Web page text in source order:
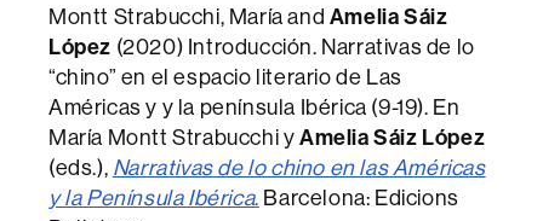
Montt Strabucchi, María and Amelia Sáiz
López (2020) Introducción. Narrativas de lo
“chino” en el espacio literario de Las
Américas y y la península Ibérica (9-19). En
María Montt Strabucchi yAmelia Sáiz López
(eds.), Narrativas de lo chino en las Américas
y la Península Ibérica. Barcelona: Edicions